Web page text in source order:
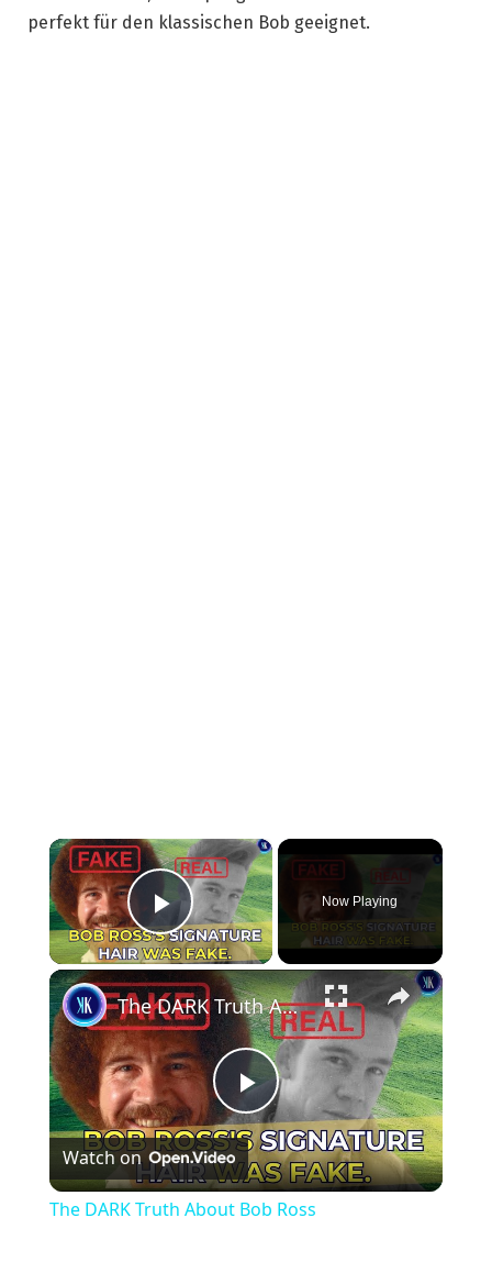
perfekt für den klassischen Bob geeignet.
×
Play Video
Now Playing
×
Play
Video
The DARK Truth About Bob Ross
Watch on
The DARK Truth About Bob Ross